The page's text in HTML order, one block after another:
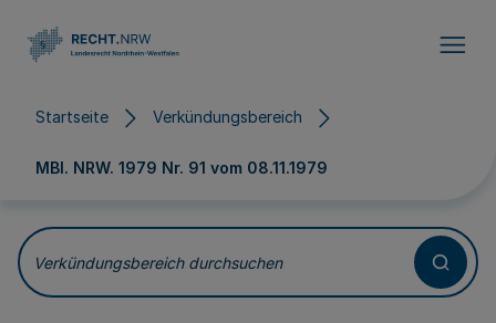
Startseite Verkündungsbereich
MBl. NRW. 1979 Nr. 91 vom 08.11.1979
Verkündungsbereich durchsuchen